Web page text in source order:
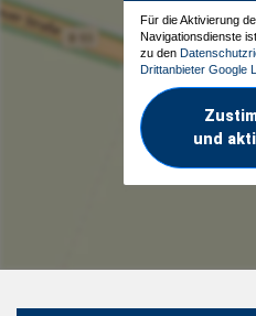
Für die Aktivierung
Navigationsdienste
zu den
Drittanbieter Google
und